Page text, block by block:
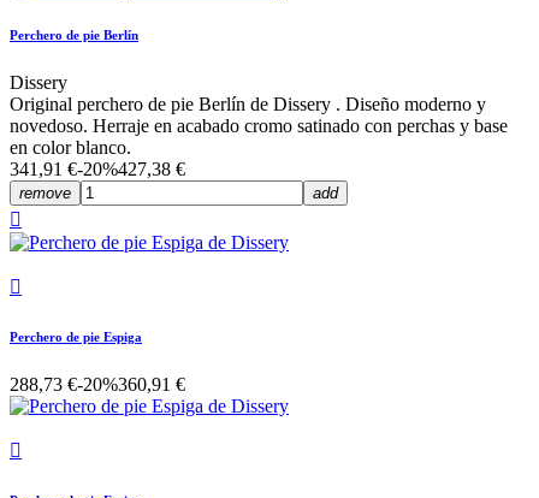
Perchero de pie Berlín
Dissery
Original perchero de pie Berlín de Dissery . Diseño moderno y
novedoso. Herraje en acabado cromo satinado con perchas y base
en color blanco.
341,91 €-20%427,38 €
remove add


Perchero de pie Espiga
288,73 €-20%360,91 €
